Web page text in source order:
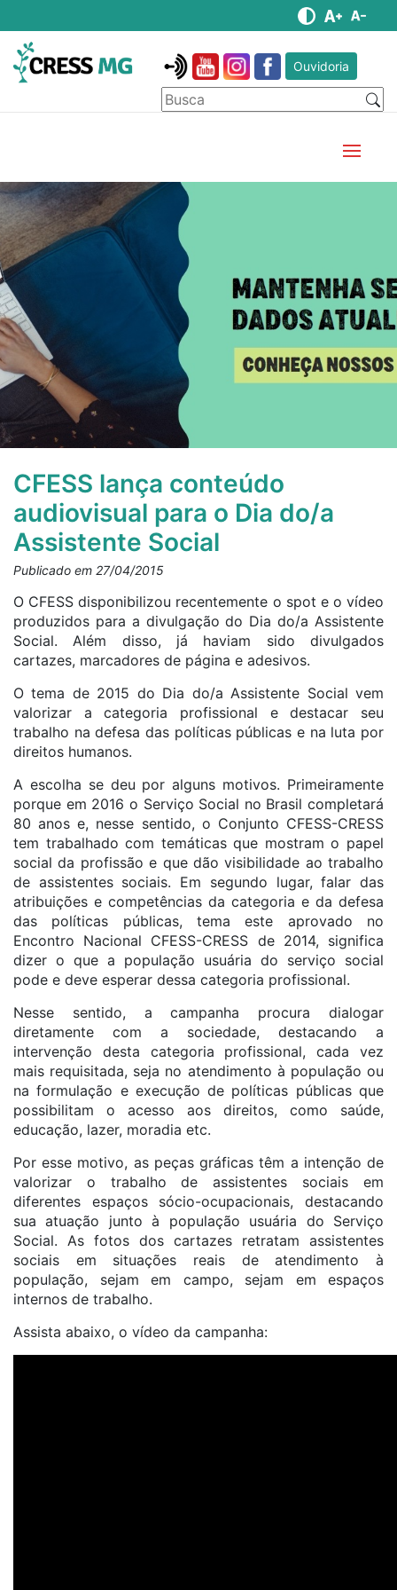
Ouvidoria
CFESS lança conteúdo
audiovisual para o Dia do/a
Assistente Social
Publicado em 27/04/2015
O CFESS disponibilizou recentemente o spot e o vídeo
produzidos para a divulgação do Dia do/a Assistente
Social. Além disso, já haviam sido divulgados
cartazes, marcadores de página e adesivos.
O tema de 2015 do Dia do/a Assistente Social vem
valorizar a categoria profissional e destacar seu
trabalho na defesa das políticas públicas e na luta por
direitos humanos.
A escolha se deu por alguns motivos. Primeiramente
porque em 2016 o Serviço Social no Brasil completará
80 anos e, nesse sentido, o Conjunto CFESS-CRESS
tem trabalhado com temáticas que mostram o papel
social da profissão e que dão visibilidade ao trabalho
de assistentes sociais. Em segundo lugar, falar das
atribuições e competências da categoria e da defesa
das políticas públicas, tema este aprovado no
Encontro Nacional CFESS-CRESS de 2014, significa
dizer o que a população usuária do serviço social
pode e deve esperar dessa categoria profissional.
Nesse sentido, a campanha procura dialogar
diretamente com a sociedade, destacando a
intervenção desta categoria profissional, cada vez
mais requisitada, seja no atendimento à população ou
na formulação e execução de políticas públicas que
possibilitam o acesso aos direitos, como saúde,
educação, lazer, moradia etc.
Por esse motivo, as peças gráficas têm a intenção de
valorizar o trabalho de assistentes sociais em
diferentes espaços sócio-ocupacionais, destacando
sua atuação junto à população usuária do Serviço
Social. As fotos dos cartazes retratam assistentes
sociais em situações reais de atendimento à
população, sejam em campo, sejam em espaços
internos de trabalho.
Assista abaixo, o vídeo da campanha: